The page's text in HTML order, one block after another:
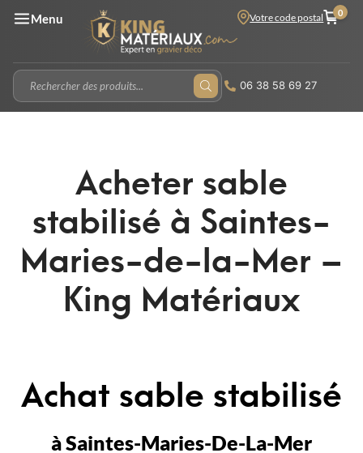
Menu Votre code postal 0
06 38 58 69 27
Acheter sable
stabilisé à Saintes-
Maries-de-la-Mer –
King Matériaux
Achat sable stabilisé
à Saintes-Maries-De-La-Mer